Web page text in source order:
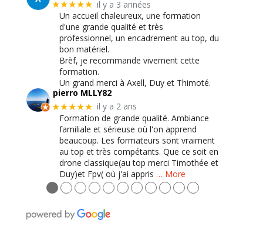
★★★★★ il y a 3 années
Un accueil chaleureux, une formation
d'une grande qualité et très
professionnel, un encadrement au top, du
bon matériel.
Brèf, je recommande vivement cette
formation.
Un grand merci à Axell, Duy et Thimoté.
pierro MLLY82
★★★★★ il y a 2 ans
Formation de grande qualité. Ambiance
familiale et sérieuse où l'on apprend
beaucoup. Les formateurs sont vraiment
au top et très compétants. Que ce soit en
drone classique(au top merci Timothée et
Duy)et Fpv( où j'ai appris … More
●●●●●●●●●●●